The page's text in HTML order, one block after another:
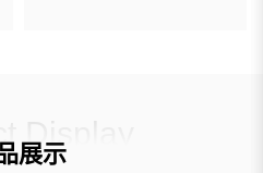
展示
Display